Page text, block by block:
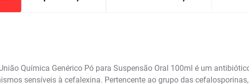
Química Genérico Pó para Suspensão Oral 100ml é um
sensíveis à cefalexina. Pertencente ao grupo das